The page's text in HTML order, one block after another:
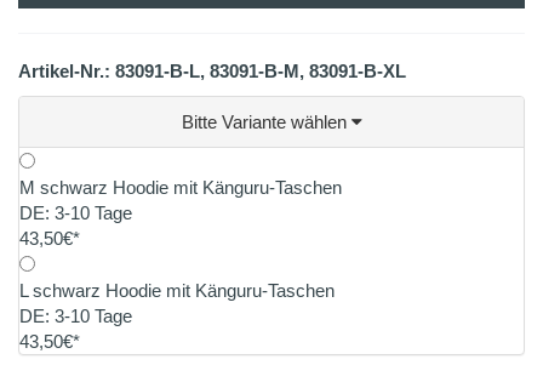
Artikel-Nr.: 83091-B-L, 83091-B-M, 83091-B-XL
Bitte Variante wählen
M schwarz Hoodie mit Känguru-Taschen
DE: 3-10 Tage
43,50€*
L schwarz Hoodie mit Känguru-Taschen
DE: 3-10 Tage
43,50€*